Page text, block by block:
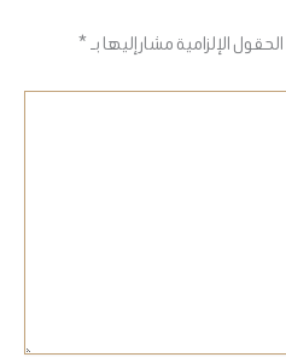
الحقول الإلزامية مشار إليها بـ*